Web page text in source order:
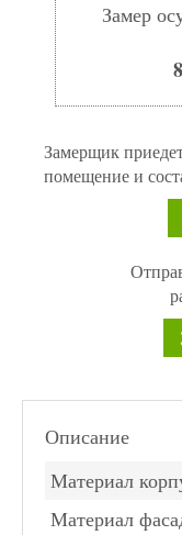
Замер
Замерщик
помещение и
Описание
Материал
Материал